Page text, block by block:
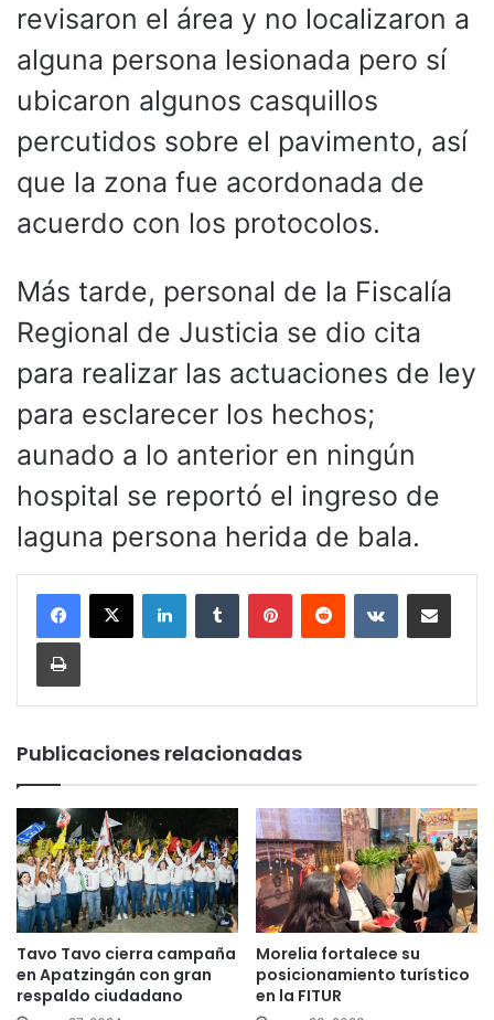
revisaron el área y no localizaron a
alguna persona lesionada pero sí
ubicaron algunos casquillos
percutidos sobre el pavimento, así
que la zona fue acordonada de
acuerdo con los protocolos.
Más tarde, personal de la Fiscalía
Regional de Justicia se dio cita
para realizar las actuaciones de ley
para esclarecer los hechos;
aunado a lo anterior en ningún
hospital se reportó el ingreso de
laguna persona herida de bala.
LinkedInTumblr PinterestReddit VKontakteCompartir por
Imprimir
Publicaciones relacionadas
Tavo Tavo cierra campaña
en Apatzingán con gran
respaldo ciudadano
Morelia fortalece su
posicionamiento turístico
en la FITUR